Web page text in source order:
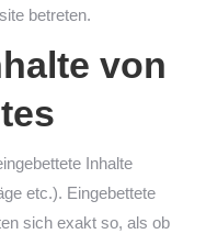
betreten.
von
Inhalte
etc.). Eingebettete
sich exakt so, als ob